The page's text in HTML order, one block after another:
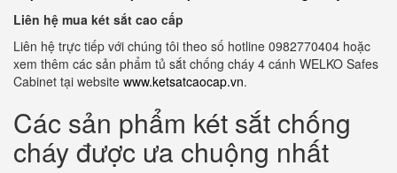
Liên hệ mua két sắt cao cấp
Liên hệ trực tiếp với chúng tôi theo số hotline 0982770404 hoặc
xem thêm các sản phẩm tủ sắt chống cháy 4 cánh WELKO Safes
Cabinet tại website www.ketsatcaocap.vn.
Các sản phẩm két sắt chống
cháy được ưa chuộng nhất